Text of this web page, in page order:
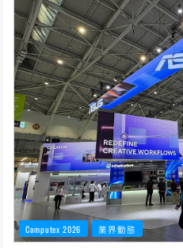
Computex 2026 業界動態